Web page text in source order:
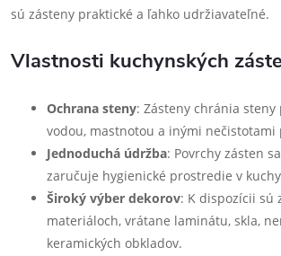
sú zásteny praktické a ľahko udržiavateľné.
Vlastnosti kuchynských
Ochrana steny: Zásteny chránia
vodou, mastnotou a inými nečistotami
Jednoduchá údržba: Povrchy zásten
zaručuje hygienické prostredie v
Široký výber dekorov: K dispozícii sú
materiáloch, vrátane laminátu, skla,
keramických obkladov.